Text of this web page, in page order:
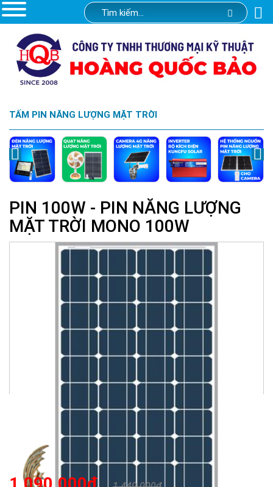
TẤM PIN NĂNG LƯỢNG MẶT TRỜI
PIN 100W - PIN NĂNG LƯỢNG
MẶT TRỜI MONO 100W